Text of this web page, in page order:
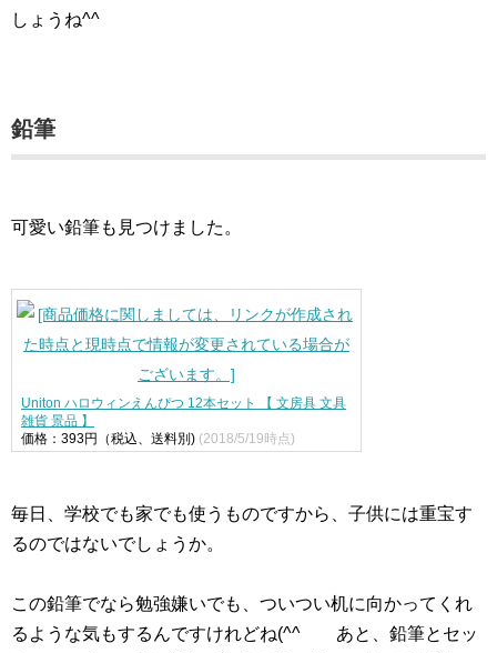
しょうね^^
鉛筆
可愛い鉛筆も見つけました。
Uniton ハロウィンえんぴつ 12本セット 【 文房具 文具
雑貨 景品 】
価格：393円（税込、送料別) (2018/5/19時点)
毎日、学校でも家でも使うものですから、子供には重宝す
るのではないでしょうか。
この鉛筆でなら勉強嫌いでも、ついつい机に向かってくれ
るような気もするんですけれどね(^^ゞ あと、鉛筆とセッ